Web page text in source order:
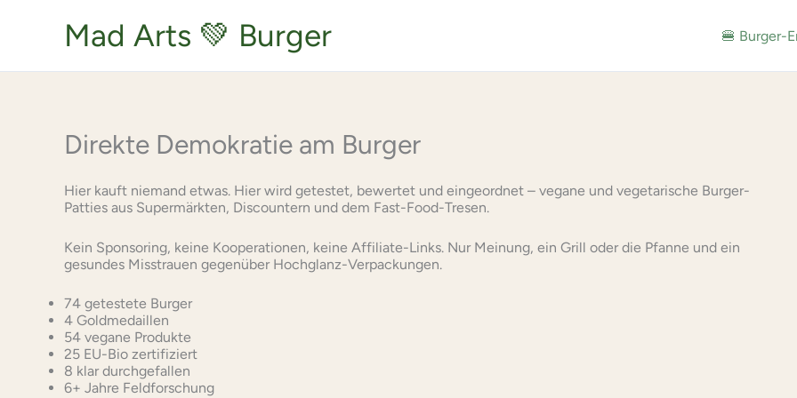
Mad Arts 💚 Burger 🍔 Burger-
Direkte Demokratie am Burger
Hier kauft niemand etwas. Hier wird getestet, bewertet und eingeordnet – vegane und vegetarische Burger-
Patties aus Supermärkten, Discountern und dem Fast-Food-Tresen.
Kein Sponsoring, keine Kooperationen, keine Affiliate-Links. Nur Meinung, ein Grill oder die Pfanne und ein
gesundes Misstrauen gegenüber Hochglanz-Verpackungen.
74 getestete Burger
4 Goldmedaillen
54 vegane Produkte
25 EU-Bio zertifiziert
8 klar durchgefallen
6+ Jahre Feldforschung